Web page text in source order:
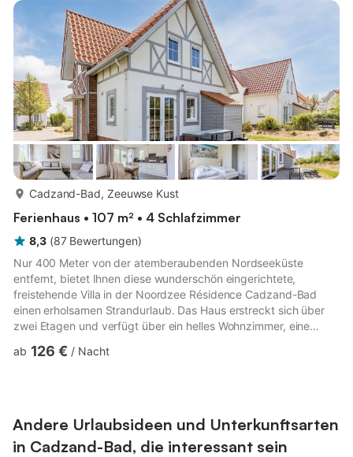
geschmackvoller Einrichtung und viel Tageslicht werden Sie
sich vom ersten Moment an wie zu Hause fühlen. Diese ruhige
Villa liegt n...
Cadzand-Bad, Zeeuwse Kust
Ferienhaus • 107 m² • 4 Schlafzimmer
8,3 (87 Bewertungen)
Nur 400 Meter von der atemberaubenden Nordseeküste
entfernt, bietet Ihnen diese wunderschön eingerichtete,
freistehende Villa in der Noordzee Résidence Cadzand-Bad
einen erholsamen Strandurlaub. Das Haus erstreckt sich über
zwei Etagen und verfügt über ein helles Wohnzimmer, eine
Erdgeschoss – ideal für Gäste mit eingeschränkter Mobilität. Im
die je nach Bedarf als Einz...
ab 126 € / Nacht
Andere Urlaubsideen und Unterkunftsarten
in Cadzand-Bad, die interessant sein